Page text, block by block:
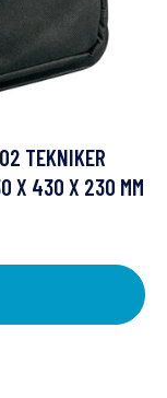
TEKNIKER
X 430 X 230 MM